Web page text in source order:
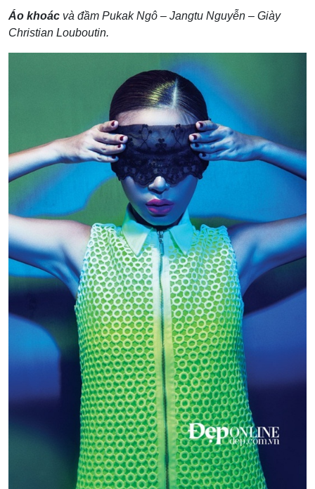
Áo khoác và đầm Pukak Ngô – Jangtu Nguyễn – Giày
Christian Louboutin.